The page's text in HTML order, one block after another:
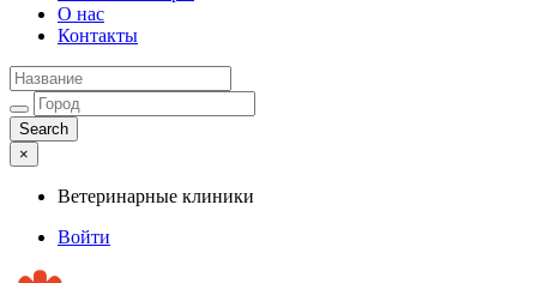
О нас
Контакты
×
Ветеринарные клиники
Войти